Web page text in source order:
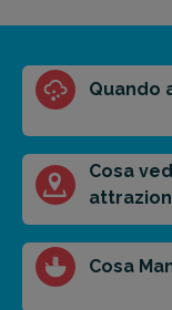
Riassunto
Scegli il formato del
Breve
prossima
Quando
Cosa
Cosa